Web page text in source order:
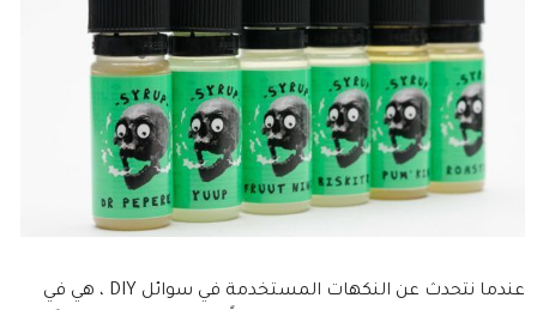
عندما نتحدث عن النكهات المستخدمة في سوائل DIY ، هي في